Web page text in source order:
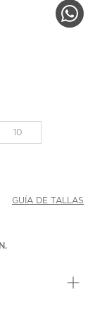
10
GUÍA DE TALLAS